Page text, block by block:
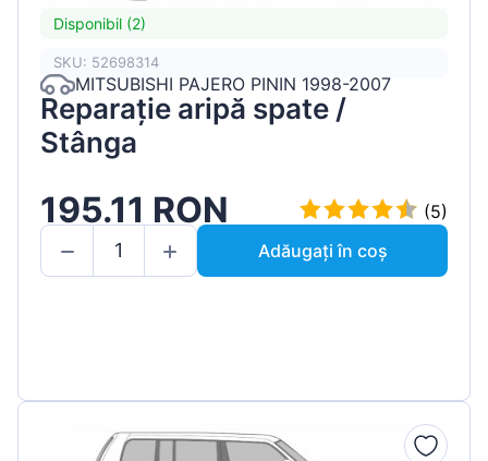
Disponibil (2)
SKU: 52698314
MITSUBISHI PAJERO PININ 1998-2007
Reparație aripă spate /
Stânga
195.11 RON
(5)
Adăugați în coș